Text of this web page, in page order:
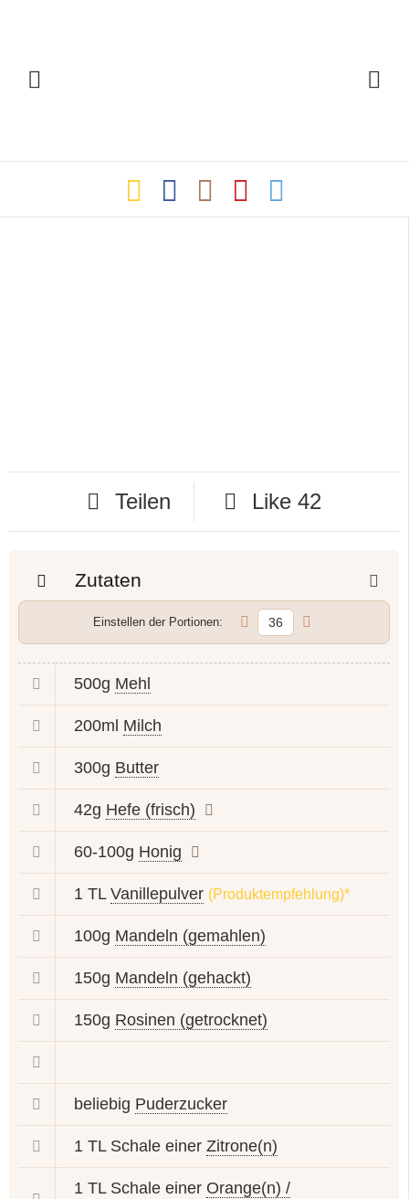
Teilen Like 42
Zutaten
Einstellen der Portionen:
500g Mehl
200ml Milch
300g Butter
42g Hefe (frisch)
60-100g Honig
1 TL Vanillepulver (Produktempfehlung)*
100g Mandeln (gemahlen)
150g Mandeln (gehackt)
150g Rosinen (getrocknet)
beliebig Puderzucker
1 TL Schale einer Zitrone(n)
1 TL Schale einer Orange(n) /